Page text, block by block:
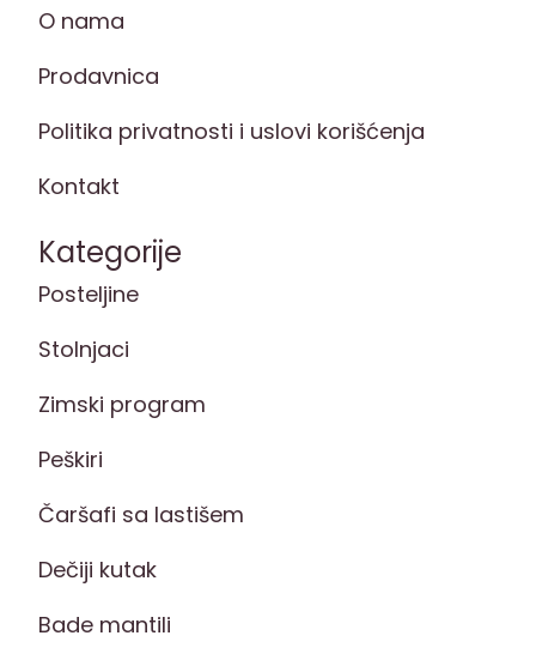
O nama
Prodavnica
Politika privatnosti i uslovi korišćenja
Kontakt
Kategorije
Posteljine
Stolnjaci
Zimski program
Peškiri
Čaršafi sa lastišem
Dečiji kutak
Bade mantili